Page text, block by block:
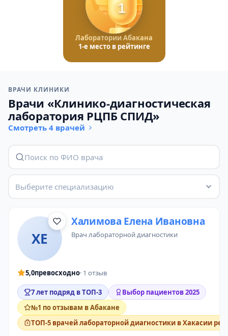
1
Лаборатории Абакана
1-е место в рейтинге
ВРАЧИ КЛИНИКИ
Врачи «Клинико-диагностическая
лаборатория РЦПБ СПИД»
Смотреть 4 врачей
Выберите специализацию
ХЕ
Халимова Елена Ивановна
врач лабораторной диагностики
5,0превосходно· 1 отзыв
7 лет подряд в ТОП-3
Выбор пациентов 2025
№1 по отзывам в Абакане
ТОП-5 врачей лабораторной диагностики в Хакасии